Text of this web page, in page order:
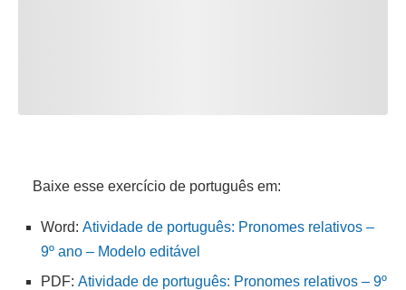
Baixe esse exercício de português em:
Word: Atividade de português: Pronomes relativos –
9º ano – Modelo editável
PDF: Atividade de português: Pronomes relativos – 9º